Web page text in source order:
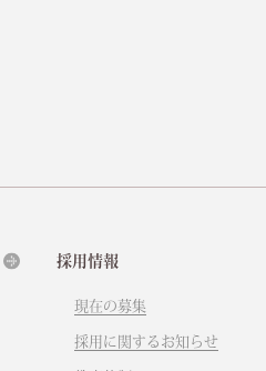
採用情報
現在の募集
採用に関するお知らせ